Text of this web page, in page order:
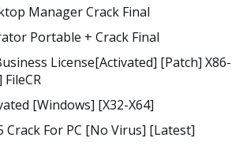
Manager Crack Final
Portable + Crack Final
License[Activated] [Patch] X86-
[Windows] [x32-X64]
Crack For PC [no Virus] [Latest]